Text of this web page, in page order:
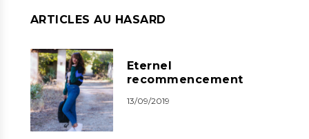
ARTICLES AU HASARD
Eternel
recommencement
13/09/2019